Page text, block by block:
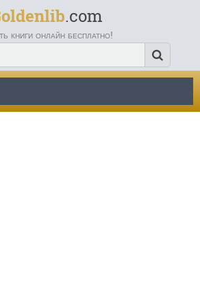
.com
книги онлайн бесплатно!